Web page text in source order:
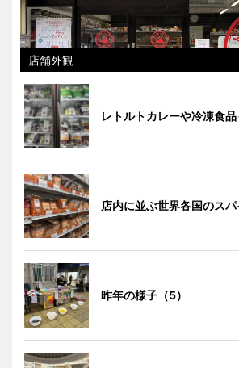
店舗外観
レトルトカレーや冷凍食
店内に並ぶ世界各国のスパ
昨年の様子（5）